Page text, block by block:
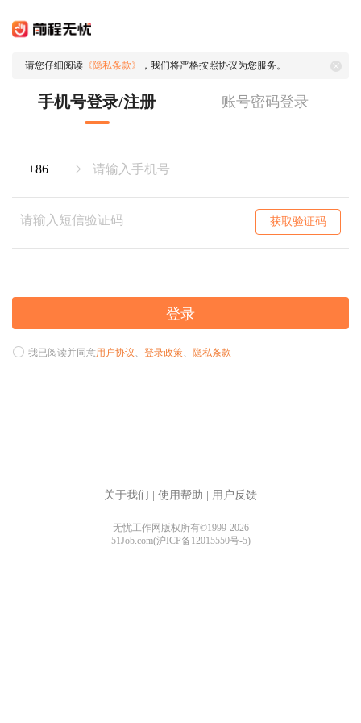
请您仔细阅读 《隐私条款》 ，我们将严格按照协议为您服务。
手机号登录/注册 账号密码登录
获取验证码
登录
我已阅读并同意用户协议、 登录政策、 隐私条款
关于我们 使用帮助 用户反馈
无忧工作网版权所有©1999-2026
51Job.com(沪ICP备12015550号-5)